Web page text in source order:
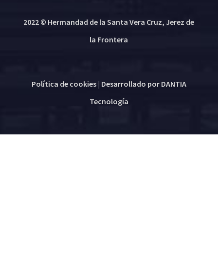
2022 © Hermandad de la Santa Vera Cruz, Jerez de
la Frontera
Política de cookies| Desarrollado por DANTIA
Tecnología